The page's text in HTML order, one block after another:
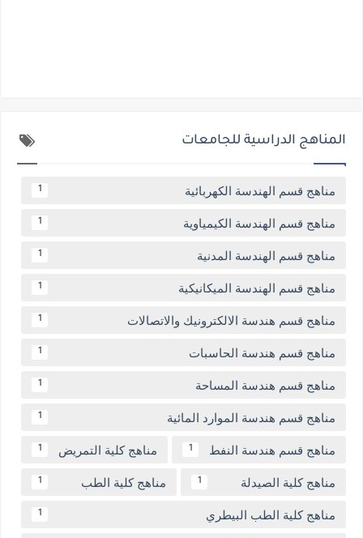
المناهج الدراسية للجامعات
مناهج قسم الهندسة الكهربائية 1
مناهج قسم الهندسة الكيمياوية 1
مناهج قسم الهندسة المدنية 1
مناهج قسم الهندسة الميكانيكية 1
مناهج قسم هندسة الالكترونيك والاتصالات 1
مناهج قسم هندسة الحاسبات 1
مناهج قسم هندسة المساحة 1
مناهج قسم هندسة الموارد المائية 1
مناهج قسم هندسة النفط 1 مناهج كلية التمريض 1
مناهج كلية الصيدلة 1 مناهج كلية الطب 1
مناهج كلية الطب البيطري 1